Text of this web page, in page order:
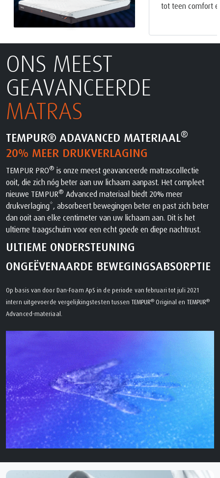
tot teen comfort
ONS MEEST
GEAVANCEERDE
MATRAS
TEMPUR® ADAVANCED MATERIAAL®
20% MEER DRUKVERLAGING
TEMPUR PRO® is onze meest geavanceerde matrascollectie
ooit, die zich nóg beter aan uw lichaam aanpast. Het compleet
nieuwe TEMPUR® Advanced materiaal biedt 20% meer
drukverlaging*, absorbeert bewegingen beter en past zich beter
dan ooit aan elke centimeter van uw lichaam aan. Dit is het
ultieme traagschuim voor een echt goede en diepe nachtrust.
ULTIEME ONDERSTEUNING
ONGEËVENAARDE BEWEGINGSABSORPTIE
Op basis van door Dan-Foam ApS in de periode van februari tot juli 2021
intern uitgevoerde vergelijkingstesten tussen TEMPUR® Original en TEMPUR®
Advanced-materiaal.